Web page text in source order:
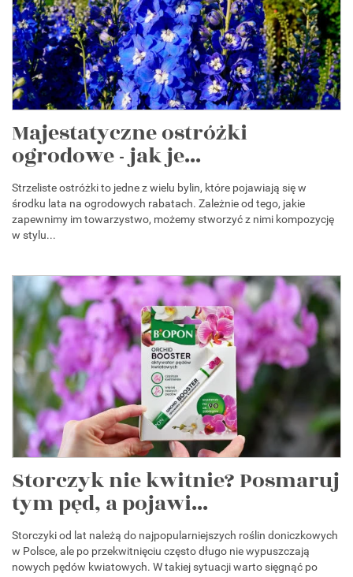
Majestatyczne ostróżki
ogrodowe - jak je...
Strzeliste ostróżki to jedne z wielu bylin, które pojawiają się w
środku lata na ogrodowych rabatach. Zależnie od tego, jakie
zapewnimy im towarzystwo, możemy stworzyć z nimi kompozycję
w stylu...
Storczyk nie kwitnie? Posmaruj
tym pęd, a pojawi...
Storczyki od lat należą do najpopularniejszych roślin doniczkowych
w Polsce, ale po przekwitnięciu często długo nie wypuszczają
nowych pędów kwiatowych. W takiej sytuacji warto sięgnąć po